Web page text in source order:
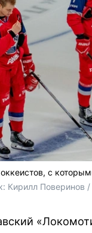
с
Кирилл Поверинов /